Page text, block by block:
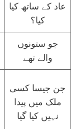
عاد کے ساتھ کیا
کیا؟
جو ستونوں
والے تھے
جن جیسا کسی
ملک میں پیدا
نہیں کیا گیا